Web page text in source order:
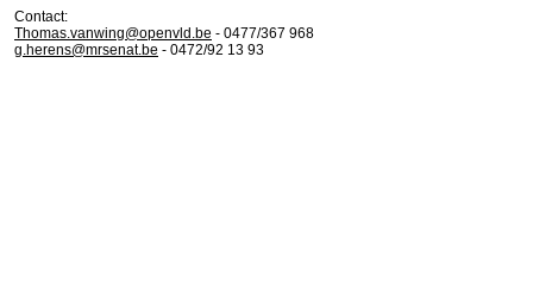
Contact:
Thomas.vanwing@openvld.be - 0477/367 968
g.herens@mrsenat.be - 0472/92 13 93